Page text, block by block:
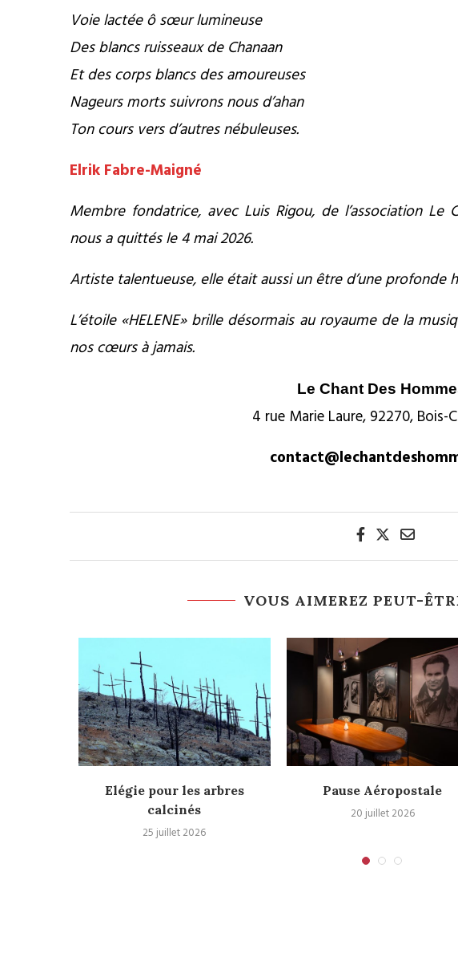
Voie lactée ô sœur lumineuse
Des blancs ruisseaux de Chanaan
Et des corps blancs des amoureuses
Nageurs morts suivrons nous d’ahan
Ton cours vers d’autres nébuleuses.
Elrik Fabre-Maigné
Membre fondatrice, avec Luis Rigou, de l’association Le
nous a quittés le 4 mai 2026.
Artiste talentueuse, elle était aussi un être d’une profonde
L’étoile «HELENE» brille désormais au royaume de la
nos cœurs à jamais.
Le Chant Des
4 rue Marie Laure, 92270, Bois-
VOUS AIMEREZ PEUT-
Elégie pour les arbres
calcinés
25 juillet 2026
Pause Aéropostale
20 juillet 2026